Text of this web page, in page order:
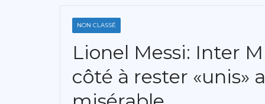
NON CLASSÉ
Lionel Messi: Inter
côté à rester «unis»